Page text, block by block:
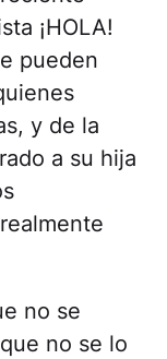
¡HOLA!
pueden
y de la
a su hija
no se
no se lo